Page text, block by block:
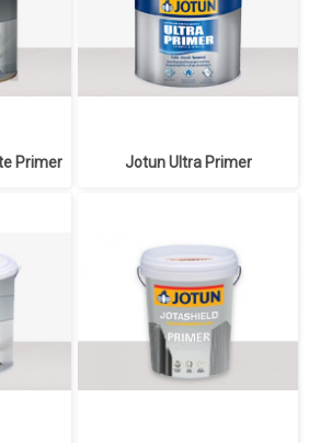
Primer Jotun Ultra Primer